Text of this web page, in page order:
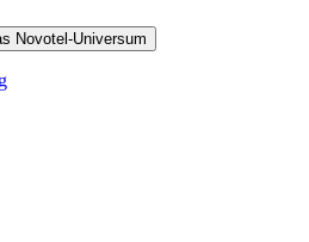
Novotel-Universum